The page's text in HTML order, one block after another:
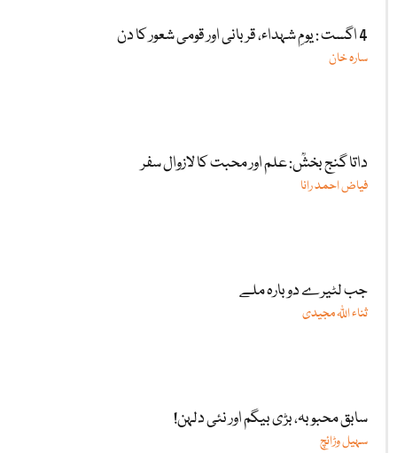
4 اگست : یومِ شہداء، قربانی اور قومی شعور کا دن
سارہ خان
داتا گنج بخشؒ: علم اور محبت کا لازوال سفر
فیاض احمد رانا
جب لٹیرے دوبارہ ملے
ثناء اللّٰہ مجیدی
سابق محبوبہ، بڑی بیگم اور نئی دلہن!
سہیل وڑائچ